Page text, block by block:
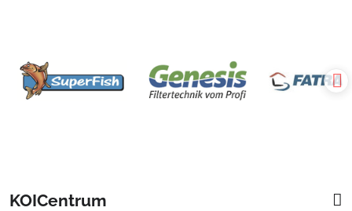
KOICentrum